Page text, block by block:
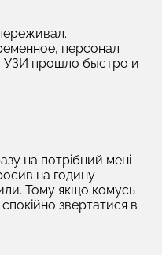
персонал
прошло быстро и
на потрібний мені
на годину
Тому якщо комусь
звертатися в